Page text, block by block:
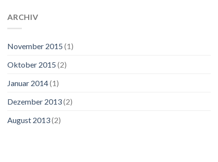
ARCHIV
November 2015 (1)
Oktober 2015 (2)
Januar 2014(1)
Dezember 2013(2)
August 2013(2)